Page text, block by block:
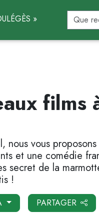
»
films
nous vous
et une comédie
secret de la
!
PARTAGER